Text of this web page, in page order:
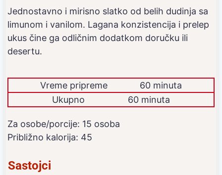
Jednostavno i mirisno slatko od belih dudinja sa
limunom i vanilom. Lagana konzistencija i prelep
ukus čine ga odličnim dodatkom doručku ili
desertu.
Vreme pripreme
60 minuta
Ukupno
60 minuta
Za osobe/porcije: 15 osoba
Približno kalorija: 45
Sastojci